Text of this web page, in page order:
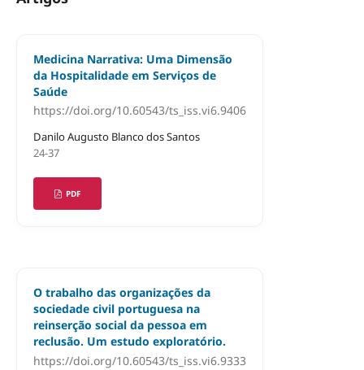
Medicina Narrativa: Uma Dimensão
da Hospitalidade em Serviços de
Saúde
https://doi.org/10.60543/ts_iss.vi6.9406
Danilo Augusto Blanco dos Santos
24-37
PDF
O trabalho das organizações da
sociedade civil portuguesa na
reinserção social da pessoa em
reclusão. Um estudo exploratório.
https://doi.org/10.60543/ts_iss.vi6.9333